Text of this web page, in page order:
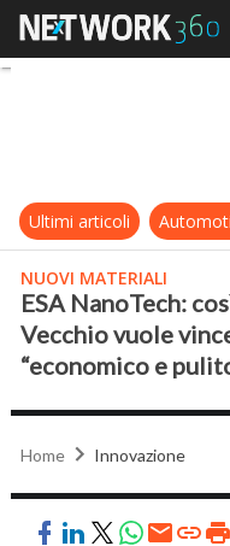
Ultimi articoli
NUOVI MATERIALI
ESA NanoTech:
Vecchio vuole
“economico e
Home Innovazione